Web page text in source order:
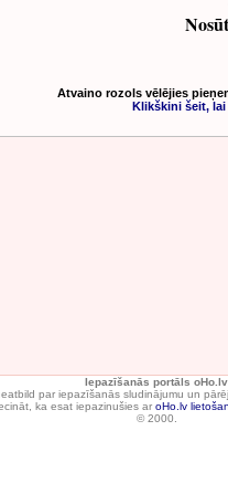
Atvaino rozols vēlējies
Klikškini šeit,
Iepazīšanās portāls oHo.lv
par iepazīšanās sludinājumu un
ka esat iepazinušies ar oHo.lv
© 2000.